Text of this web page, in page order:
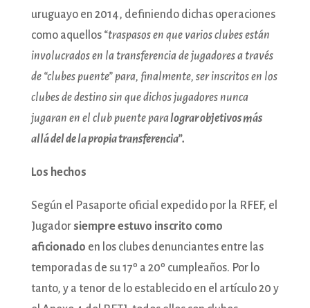
uruguayo en 2014, definiendo dichas operaciones
como aquellos “traspasos en que varios clubes están
involucrados en la transferencia de jugadores a través
de “clubes puente” para, finalmente, ser inscritos en los
clubes de destino sin que dichos jugadores nunca
jugaran en el club puente paralograr objetivos más
allá del de la propia transferencia”.
Los hechos
Según el Pasaporte oficial expedido por la RFEF, el
Jugador siempre estuvo inscrito como
aficionado en los clubes denunciantes entre las
temporadas de su 17º a 20º cumpleaños. Por lo
tanto, y a tenor de lo establecido en el artículo 20 y